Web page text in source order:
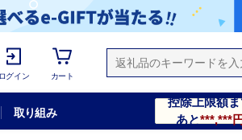
ログイン カート
取り組み
控除上限額
あと***,***円